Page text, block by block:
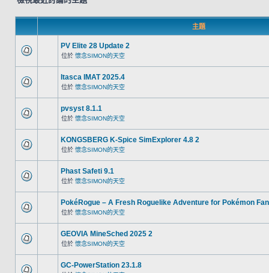
主題
PV Elite 28 Update 2
位於 懷念SIMON的天空
Itasca IMAT 2025.4
位於 懷念SIMON的天空
pvsyst 8.1.1
位於 懷念SIMON的天空
KONGSBERG K-Spice SimExplorer 4.8 2
位於 懷念SIMON的天空
Phast Safeti 9.1
位於 懷念SIMON的天空
PokéRogue – A Fresh Roguelike Adventure for Pokémon
位於 懷念SIMON的天空
GEOVIA MineSched 2025 2
位於 懷念SIMON的天空
GC-PowerStation 23.1.8